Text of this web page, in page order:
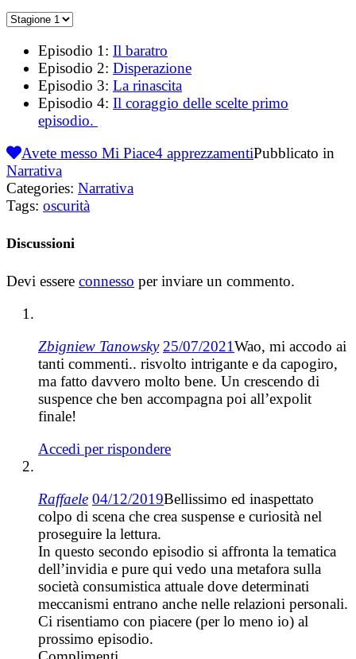
Episodio 1: Il baratro
Episodio 2: Disperazione
Episodio 3: La rinascita
Episodio 4: Il coraggio delle scelte primo
episodio.
Avete messo Mi Piace4 apprezzamentiPubblicato in
Narrativa
Categories: Narrativa
Tags: oscurità
Discussioni
Devi essere connesso per inviare un commento.
Zbigniew Tanowsky 25/07/2021Wao, mi accodo ai
tanti commenti.. risvolto intrigante e da capogiro,
ma fatto davvero molto bene. Un crescendo di
suspence che ben accompagna poi all’expolit
finale!
Accedi per rispondere
Raffaele 04/12/2019Bellissimo ed inaspettato
colpo di scena che crea suspense e curiosità nel
proseguire la lettura.
In questo secondo episodio si affronta la tematica
dell’invidia e pure qui vedo una metafora sulla
società consumistica attuale dove determinati
meccanismi entrano anche nelle relazioni personali.
Ci risentiamo con piacere (per lo meno io) al
prossimo episodio.